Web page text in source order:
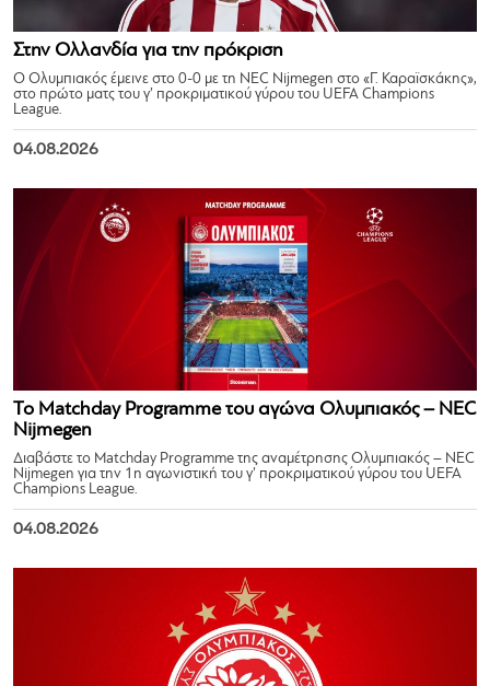
Στην Ολλανδία για την πρόκριση
Ο Ολυμπιακός έμεινε στο 0-0 με τη NEC Nijmegen στο «Γ. Καραϊσκάκης»,
στο πρώτο ματς του γ’ προκριματικού γύρου του UEFA Champions
League.
04.08.2026
Το Matchday Programme του αγώνα Ολυμπιακός – NEC
Nijmegen
Διαβάστε το Matchday Programme της αναμέτρησης Ολυμπιακός – NEC
Nijmegen για την 1η αγωνιστική του γ’ προκριματικού γύρου του UEFA
Champions League.
04.08.2026